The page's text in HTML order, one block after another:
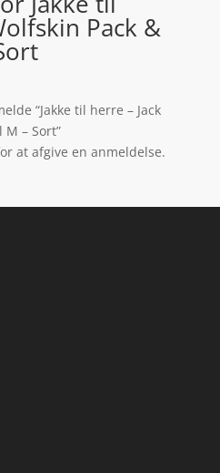
Pack &
“Jakke til herre – Jack
M – Sort”
at afgive en anmeldelse.